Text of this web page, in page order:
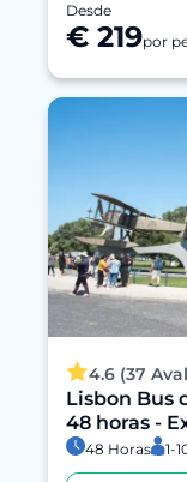
Desde
€ 219por
4.6 (37
Lisbon Bus
48 horas -
48 Horas 1-